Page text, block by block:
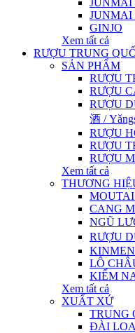
JUNMAI
JUNMAI
GINJO
Xem tất cả
RƯỢU TRUNG
SẢN PHẨM
RƯỢU
RƯỢU
RƯỢU
酒 /
RƯỢU
RƯỢU
RƯỢU
Xem tất cả
THƯƠNG
CANG
NGŨ
RƯỢU
LÔ
KIẾM
Xem tất cả
XUẤT XỨ
TRUNG
ĐÀI